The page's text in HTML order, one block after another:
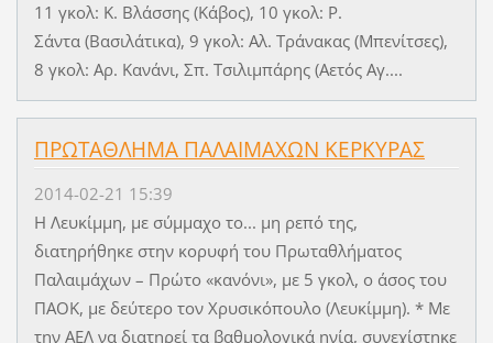
11 γκολ: Κ. Βλάσσης (Κάβος), 10 γκολ: Ρ.
Σάντα (Βασιλάτικα), 9 γκολ: Αλ. Τράνακας (Μπενίτσες),
8 γκολ: Αρ. Κανάνι, Σπ. Τσιλιμπάρης (Αετός Αγ....
ΠΡΩΤΑΘΛΗΜΑ ΠΑΛΑΙΜΑΧΩΝ ΚΕΡΚΥΡΑΣ
2014-02-21 15:39
Η Λευκίμμη, με σύμμαχο το... μη ρεπό της,
διατηρήθηκε στην κορυφή του Πρωταθλήματος
Παλαιμάχων – Πρώτο «κανόνι», με 5 γκολ, ο άσος του
ΠΑΟΚ, με δεύτερο τον Χρυσικόπουλο (Λευκίμμη). * Με
την ΑΕΛ να διατηρεί τα βαθμολογικά ηνία, συνεχίστηκε